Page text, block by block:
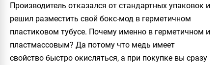
Производитель отказался от стандартных упаковок и
решил разместить свой бокс-мод в герметичном
пластиковом тубусе. Почему именно в герметичном и
пластмассовым? Да потому что медь имеет
свойство быстро окисляться, а при покупке вы сразу